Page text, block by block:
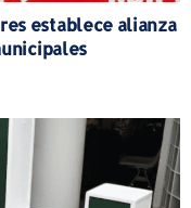
establece alianza